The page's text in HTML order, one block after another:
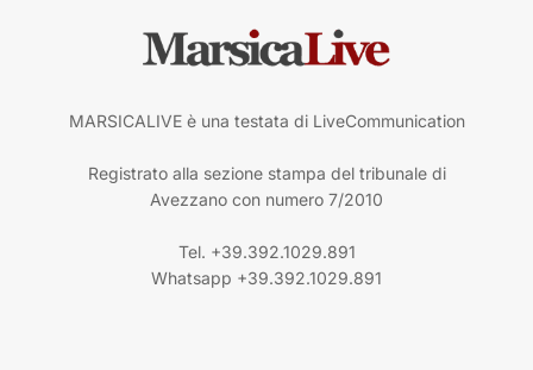
MARSICALIVE è una testata di LiveCommunication
Registrato alla sezione stampa del tribunale di
Avezzano con numero 7/2010
Tel. +39.392.1029.891
Whatsapp +39.392.1029.891